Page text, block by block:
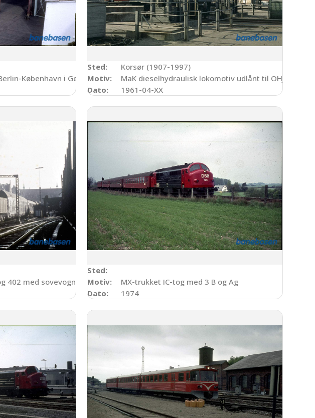
København i Gedser
Sted:
Korsør (1907-1997)
Motiv:
MaK dieselhydraulisk lokomotiv udlånt til OHJ
Dato:
1961-04-XX
402 med sovevogn og hollandsk personvogn
Sted:
Motiv:
MX-trukket IC-tog med 3 B og Ag
Dato:
1974